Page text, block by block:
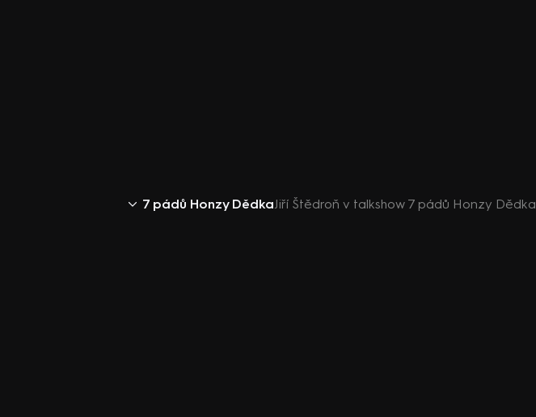
7 pádů Honzy DědkaJiří Štědroň v talkshow 7 pádů Honzy Dědka